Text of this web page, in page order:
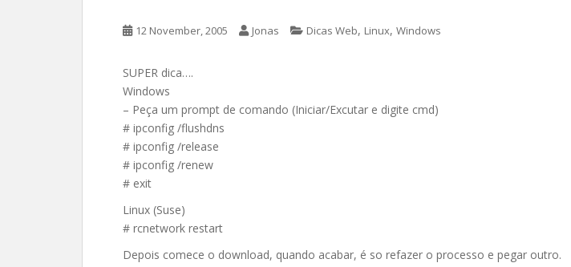
12 November, 2005 Jonas Dicas Web, Linux, Windows
SUPER dica….
Windows
– Peça um prompt de comando (Iniciar/Excutar e digite cmd)
# ipconfig /flushdns
# ipconfig /release
# ipconfig /renew
# exit
Linux (Suse)
# rcnetwork restart
Depois comece o download, quando acabar, é so refazer o processo e pegar outro.